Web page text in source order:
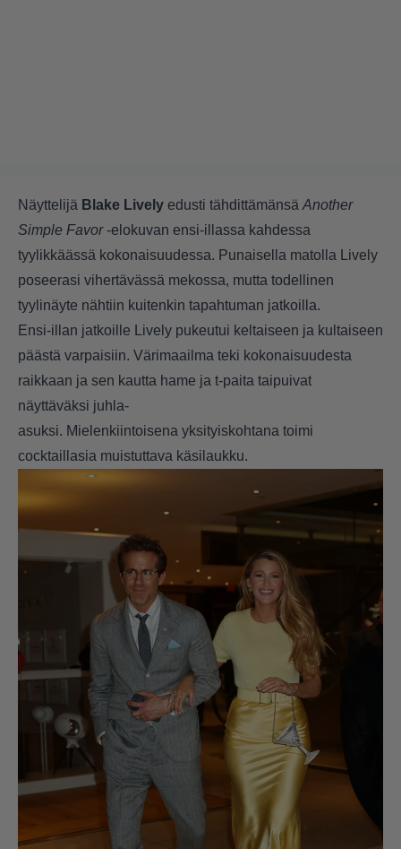
Näyttelijä Blake Lively edusti tähdittämänsäAnother
Simple Favor-elokuvan ensi-illassa kahdessa
tyylikkäässä kokonaisuudessa. Punaisella matolla Lively
poseerasi vihertävässä mekossa, mutta todellinen
tyylinäyte nähtiin kuitenkin tapahtuman jatkoilla.
Ensi-illan jatkoille Lively pukeutui keltaiseen ja kultaiseen
päästä varpaisiin. Värimaailma teki kokonaisuudesta
raikkaan ja sen kautta hame ja t-paita taipuivat
näyttäväksi juhla-
asuksi. Mielenkiintoisena yksityiskohtana toimi
cocktaillasia muistuttava käsilaukku.